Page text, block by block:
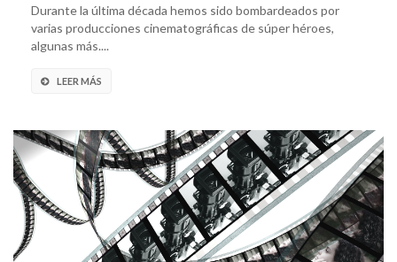
Durante la última década hemos sido bombardeados por
varias producciones cinematográficas de súper héroes,
algunas más....
LEER MÁS